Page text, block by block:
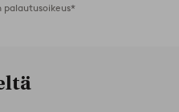
palautusoikeus*